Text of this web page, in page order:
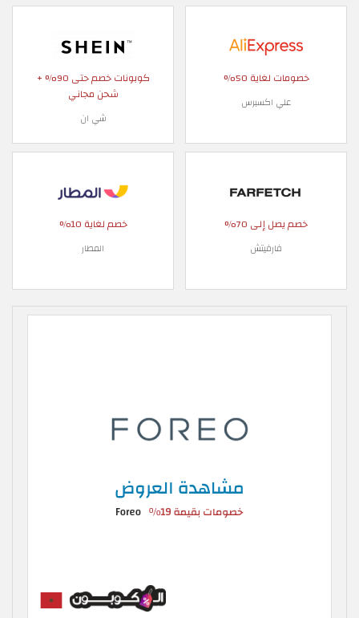
خصومات لغاية 50%
علي اكسبرس
كوبونات خصم حتى 90% +
شحن مجاني
شي ان
خصم يصل إلى 70%
فارفيتش
خصم لغاية 10%
المطار